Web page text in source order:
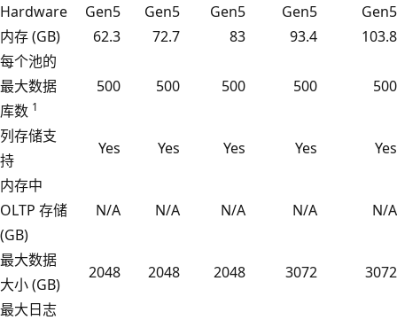
Hardware
Gen5 Gen5 Gen5 Gen5
Gen5
内存 (GB)
62.3 72.7 83 93.4
103.8
每个池的
最大数据
库数 1
500 500 500 500 500
列存储支
持
Yes Yes Yes Yes
Yes
内存中
OLTP 存储
(GB)
N/A N/A N/A N/A N/A
最大数据
大小 (GB)
2048 2048 2048 3072
3072
最大日志